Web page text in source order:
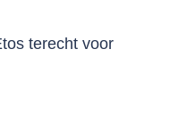
terecht voor